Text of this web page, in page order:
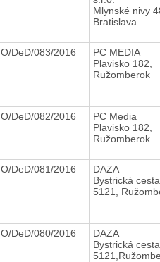
Mlynské nivy
Bratislava
O/DeD/083/2016
PC MEDIA
Plavisko 182,
Ružomberok
O/DeD/082/2016
PC Media
Plavisko 182,
Ružomberok
O/DeD/081/2016
DAZA
Bystrická cesta
5121,
O/DeD/080/2016
DAZA
Bystrická cesta